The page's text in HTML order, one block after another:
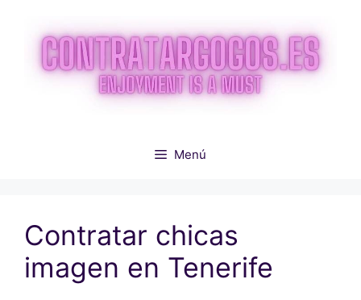
contenido
Menú
Contratar chicas
imagen en Tenerife